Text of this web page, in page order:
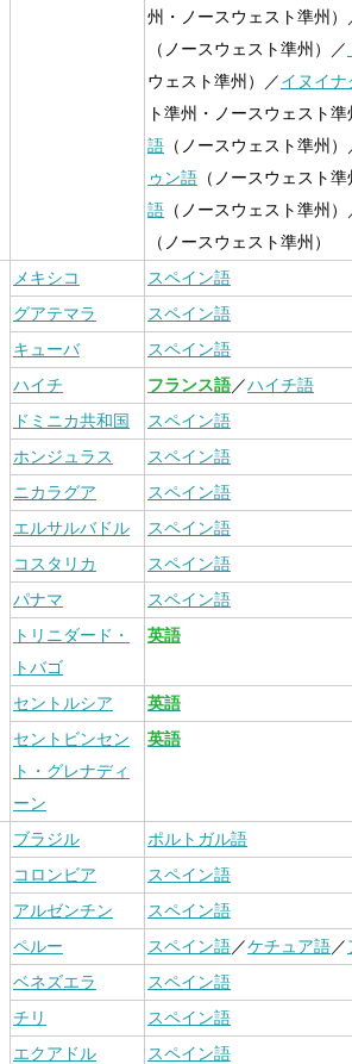
州・ノースウェスト準州）
（ノースウェスト準州）／
ウェスト準州）／イヌイ
ト準州・ノースウェスト
語 （ノースウェスト準州）
ゥン語 （ノースウェスト
語 （ノースウェスト準州）
（ノースウェスト準州）
メキシコ
スペイン語
グアテマラ
スペイン語
キューバ
スペイン語
ハイチ
フランス語／ハイチ語
ドミニカ共和国
スペイン語
ホンジュラス
スペイン語
ニカラグア
スペイン語
エルサルバドル
スペイン語
コスタリカ
スペイン語
パナマ
スペイン語
トリニダード・
トバゴ
英語
セントルシア
英語
セントビンセン
ト・グレナディ
ーン
英語
ブラジル
ポルトガル語
コロンビア
スペイン語
アルゼンチン
スペイン語
ペルー
スペイン語／ケチュア語／
ベネズエラ
スペイン語
チリ
スペイン語
エクアドル
スペイン語